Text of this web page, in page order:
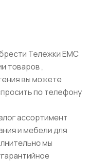
Тележки ЕМС
товаров ,
вы можете
по телефону
ассортимент
и мебели для
мы